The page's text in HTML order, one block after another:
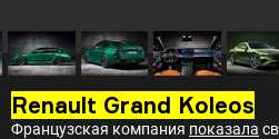
Renault Grand Koleos
Французская компания показала